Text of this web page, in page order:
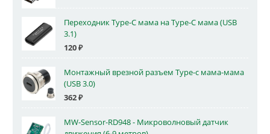
Переходник Type-C мама на Type-C мама (USB
3.1)
120₽
Монтажный врезной разъем Type-c мама-мама
(USB 3.0)
362₽
MW-Sensor-RD948 - Микроволновый датчик